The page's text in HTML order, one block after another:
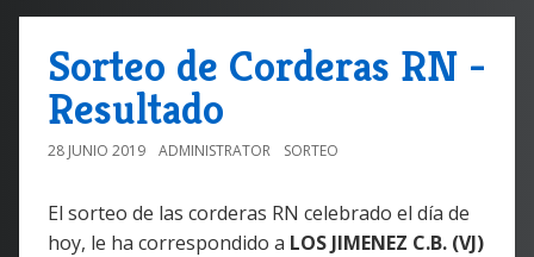
Sorteo de Corderas RN -
Resultado
28 JUNIO 2019 ADMINISTRATOR SORTEO
El sorteo de las corderas RN celebrado el día de
hoy, le ha correspondido a LOS JIMENEZ C.B. (VJ)